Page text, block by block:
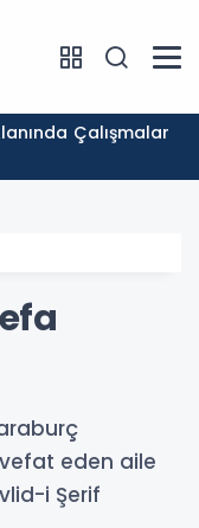
eden aile
i Şerif